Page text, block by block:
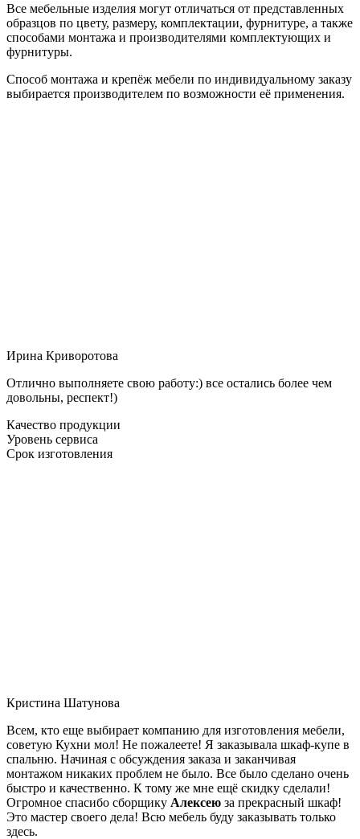
Все мебельные изделия могут отличаться от представленных
образцов по цвету, размеру, комплектации, фурнитуре, а также
способами монтажа и производителями комплектующих и
фурнитуры.
Способ монтажа и крепёж мебели по индивидуальному заказу
выбирается производителем по возможности её применения.
Ирина Криворотова
Отлично выполняете свою работу:) все остались более чем
довольны, респект!)
Качество продукции
Уровень сервиса
Срок изготовления
Кристина Шатунова
Всем, кто еще выбирает компанию для изготовления мебели,
советую Кухни мол! Не пожалеете! Я заказывала шкаф-купе в
спальню. Начиная с обсуждения заказа и заканчивая
монтажом никаких проблем не было. Все было сделано очень
быстро и качественно. К тому же мне ещё скидку сделали!
Огромное спасибо сборщику Алексею за прекрасный шкаф!
Это мастер своего дела! Всю мебель буду заказывать только
здесь.